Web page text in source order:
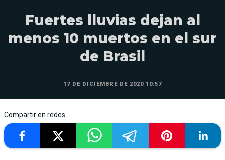
Fuertes lluvias dejan al
menos 10 muertos en el sur
de Brasil
17 DE DICIEMBRE DE 2020 10:57
Compartir en redes